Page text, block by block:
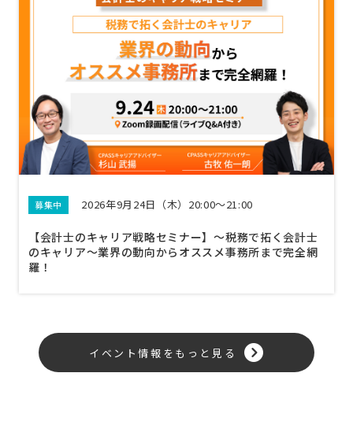
募集中 2026年9月24日（木）20:00～21:00
【会計士のキャリア戦略セミナー】〜税務で拓く会計士
のキャリア〜業界の動向からオススメ事務所まで完全網
羅！
イベント情報をもっと見る